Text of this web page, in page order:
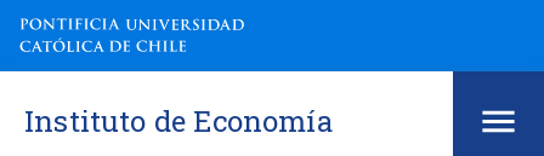
Instituto de Economía